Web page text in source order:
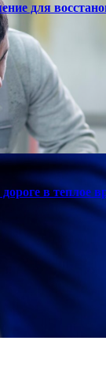
для
в теплое